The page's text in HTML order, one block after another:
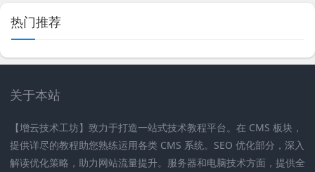
热门推荐
关于本站
【增云技术工坊】致力于打造一站式技术教程平台。在 CMS 板块，
提供详尽的教程助您熟练运用各类 CMS 系统。SEO 优化部分，深入
解读优化策略，助力网站流量提升。服务器和电脑技术方面，提供全